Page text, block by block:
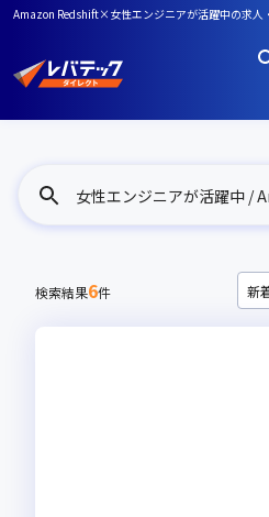
Amazon Redshift×女性エンジニアが活躍中の求人
女性エンジニアが活躍中 /
検索結果6件